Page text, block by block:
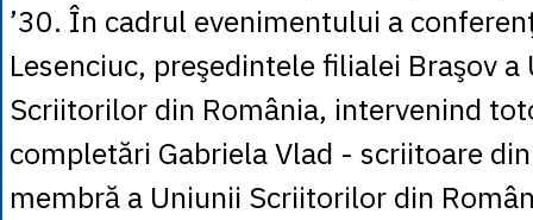
’30. În cadrul evenimentului a
Lesenciuc, preşedintele filialei Braşov a
Scriitorilor din România, intervenind
completări Gabriela Vlad - scriitoare
membră a Uniunii Scriitorilor din